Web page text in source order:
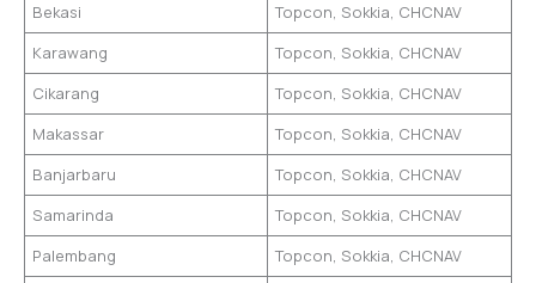
Bekasi
Topcon, Sokkia, CHCNAV
Karawang
Topcon, Sokkia, CHCNAV
Cikarang
Topcon, Sokkia, CHCNAV
Makassar
Topcon, Sokkia, CHCNAV
Banjarbaru
Topcon, Sokkia, CHCNAV
Samarinda
Topcon, Sokkia, CHCNAV
Palembang
Topcon, Sokkia, CHCNAV